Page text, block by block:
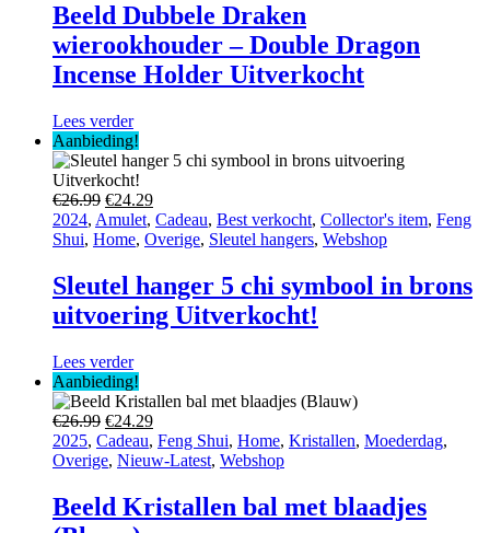
Beeld Dubbele Draken
wierookhouder – Double Dragon
Incense Holder Uitverkocht
Lees verder
Aanbieding!
€26.99 Oorspronkelijke
prijs
was:
€24.29Huidige
prijs
is:
2024, Amulet, Cadeau, Best verkocht, Collector's item, Feng
Shui, Home, Overige, Sleutel hangers, Webshop
Sleutel hanger 5 chi symbool in brons
uitvoering Uitverkocht!
Lees verder
Aanbieding!
€26.99 Oorspronkelijke
prijs
was:
€24.29Huidige
prijs
is:
2025, Cadeau, Feng Shui, Home, Kristallen, Moederdag,
Overige, Nieuw-Latest, Webshop
Beeld Kristallen bal met blaadjes